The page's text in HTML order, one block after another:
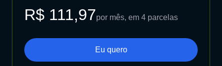
R$ 111,97por mês, em 4 parcelas
Eu quero